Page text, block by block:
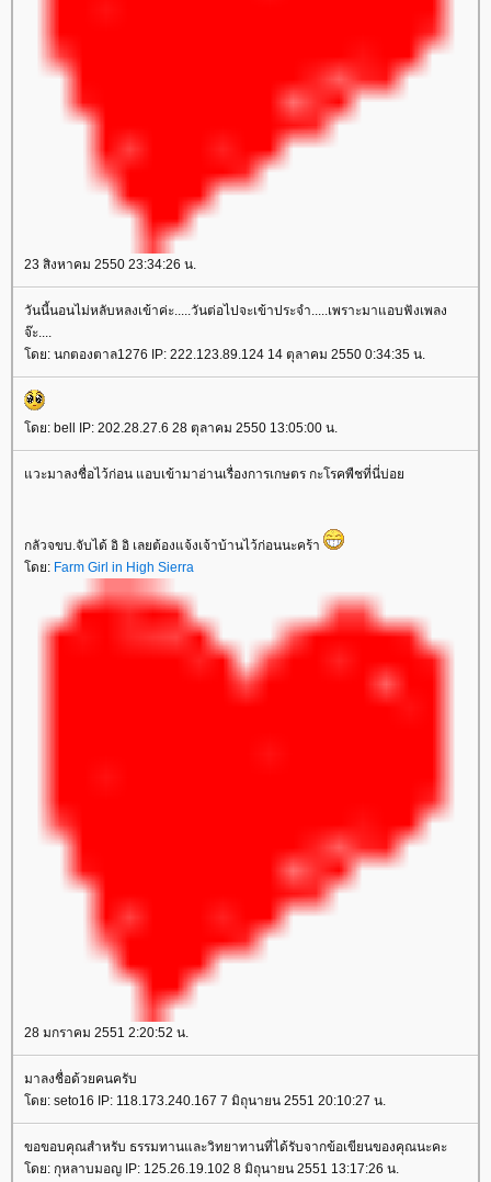
23 สิงหาคม 2550 23:34:26 น.
วันนี้นอนไม่หลับหลงเข้าค่ะ.....วันต่อไปจะเข้าประจำ.....เพราะมาแอบฟังเพลง
จ๊ะ....
ดย: นกตองตาล1276 IP: 222.123.89.124 14 ตุลาคม 2550 0:34:35 น.
ดย: bell IP: 202.28.27.6 28 ตุลาคม 2550 13:05:00 น.
วะมาลงชื่อไว้ก่อน แอบเข้ามาอ่านเรื่องการเกษตร กะโรคพืชที่นี่บ่อ
กลัวจขบ.จับได้ อิ อิ เลยต้องแจ้งเจ้าบ้านไว้ก่อนนะคร้า
ดย: Farm Girl in High Sierra
28 มกราคม 2551 2:20:52 น.
มาลงชื่อด้วยคนครับ
ดย: seto16 IP: 118.173.240.167 7 มิถุนายน 2551 20:10:27 น.
ขอขอบคุณสำหรับ ธรรมทานและวิทยาทานที่ได้รับจากข้อเขียนของคุณนะคะ
ดย: กุหลาบมอญ IP: 125.26.19.102 8 มิถุนายน 2551 13:17:26 น.